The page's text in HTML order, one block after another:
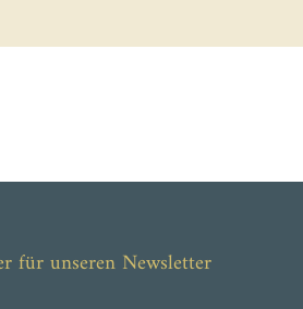
für unseren Newsletter